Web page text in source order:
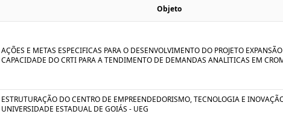
Objeto
AÇÕES E METAS ESPECIFICAS PARA O DESENVOLVIMENTO DO PROJETO
CAPACIDADE DO CRTI PARA A TENDIMENTO DE DEMANDAS ANALITICAS EM
ESTRUTURAÇÃO DO CENTRO DE EMPREENDEDORISMO, TECNOLOGIA E
UNIVERSIDADE ESTADUAL DE GOIÁS - UEG